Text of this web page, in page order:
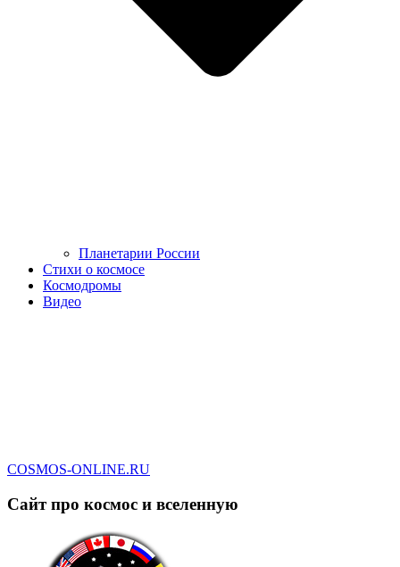
Планетарии России
Стихи о космосе
Космодромы
Видео
COSMOS-ONLINE.RU
Сайт про космос и вселенную